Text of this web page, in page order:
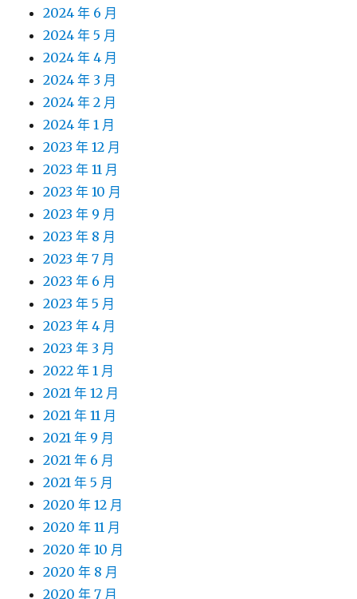
2024 年 6 月
2024 年 5 月
2024 年 4 月
2024 年 3 月
2024 年 2 月
2024 年 1 月
2023 年 12 月
2023 年 11 月
2023 年 10 月
2023 年 9 月
2023 年 8 月
2023 年 7 月
2023 年 6 月
2023 年 5 月
2023 年 4 月
2023 年 3 月
2022 年 1 月
2021 年 12 月
2021 年 11 月
2021 年 9 月
2021 年 6 月
2021 年 5 月
2020 年 12 月
2020 年 11 月
2020 年 10 月
2020 年 8 月
2020 年 7 月